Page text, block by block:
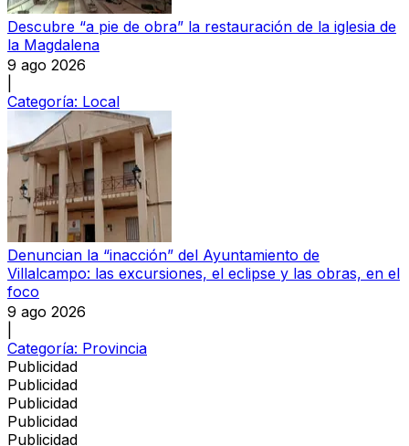
Descubre “a pie de obra” la restauración de la iglesia de
la Magdalena
9 ago 2026
Categoría: Local
Denuncian la “inacción” del Ayuntamiento de
Villalcampo: las excursiones, el eclipse y las obras, en el
foco
9 ago 2026
Categoría: Provincia
Publicidad
Publicidad
Publicidad
Publicidad
Publicidad